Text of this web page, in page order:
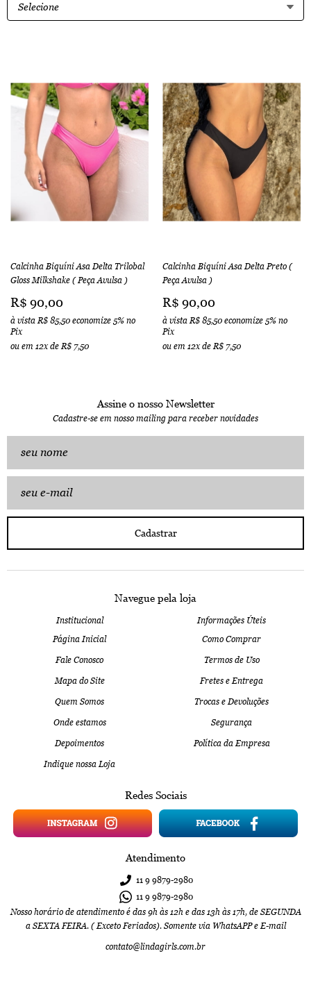
Selecione
Calcinha Biquíni Asa Delta Trilobal
Gloss Milkshake ( Peça Avulsa )
R$ 90,00
à vista R$ 85,50 economize 5% no
Pix
ou em 12xde R$ 7,50
Calcinha Biquíni Asa Delta Preto (
Peça Avulsa )
R$ 90,00
à vista R$ 85,50 economize 5% no
Pix
ou em 12xde R$ 7,50
Assine o nosso Newsletter
Cadastre-se em nosso mailing para receber novidades
Cadastrar
Navegue pela loja
Institucional
Página Inicial
Fale Conosco
Mapa do Site
Quem Somos
Onde estamos
Depoimentos
Indique nossa Loja
Informações Úteis
Como Comprar
Termos de Uso
Fretes e Entrega
Trocas e Devoluções
Segurança
Política da Empresa
Redes Sociais
Atendimento
11 99879-2980
11 99879-2980
Nosso horário de atendimento é das 9h às 12h e das 13h às 17h, de SEGUNDA
a SEXTA FEIRA. ( Exceto Feriados). Somente via WhatsAPP e E-mail
contato@lindagirls.com.br